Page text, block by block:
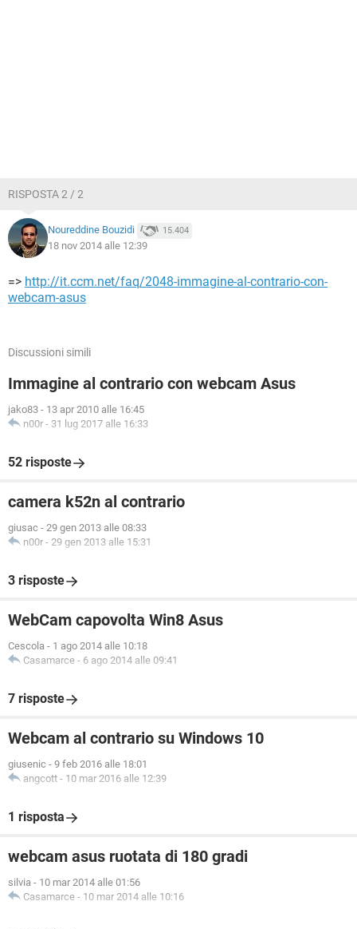
RISPOSTA 2 / 2
Noureddine Bouzidi 15.404
18 nov 2014 alle 12:39
=> http://it.ccm.net/faq/2048-immagine-al-contrario-con-
webcam-asus
Discussioni simili
Immagine al contrario con webcam Asus
jako83 - 13 apr 2010 alle 16:45
n00r - 31 lug 2017 alle 16:33
52 risposte
camera k52n al contrario
giusac - 29 gen 2013 alle 08:33
n00r - 29 gen 2013 alle 15:31
3 risposte
WebCam capovolta Win8 Asus
Cescola - 1 ago 2014 alle 10:18
Casamarce - 6 ago 2014 alle 09:41
7 risposte
Webcam al contrario su Windows 10
giusenic - 9 feb 2016 alle 18:01
angcott - 10 mar 2016 alle 12:39
1 risposta
webcam asus ruotata di 180 gradi
silvia - 10 mar 2014 alle 01:56
Casamarce - 10 mar 2014 alle 10:16